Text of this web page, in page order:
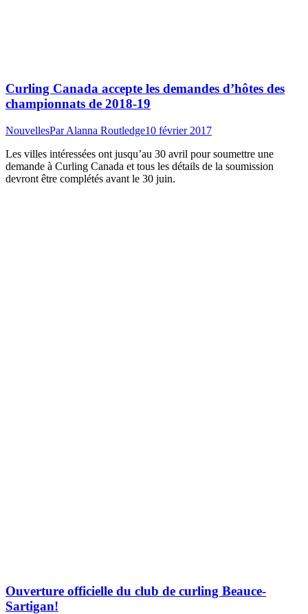
Curling Canada accepte les demandes d’hôtes des
championnats de 2018-19
NouvellesParAlanna Routledge10 février 2017
Les villes intéressées ont jusqu’au 30 avril pour soumettre une
demande à Curling Canada et tous les détails de la soumission
devront être complétés avant le 30 juin.
Ouverture officielle du club de curling Beauce-
Sartigan!